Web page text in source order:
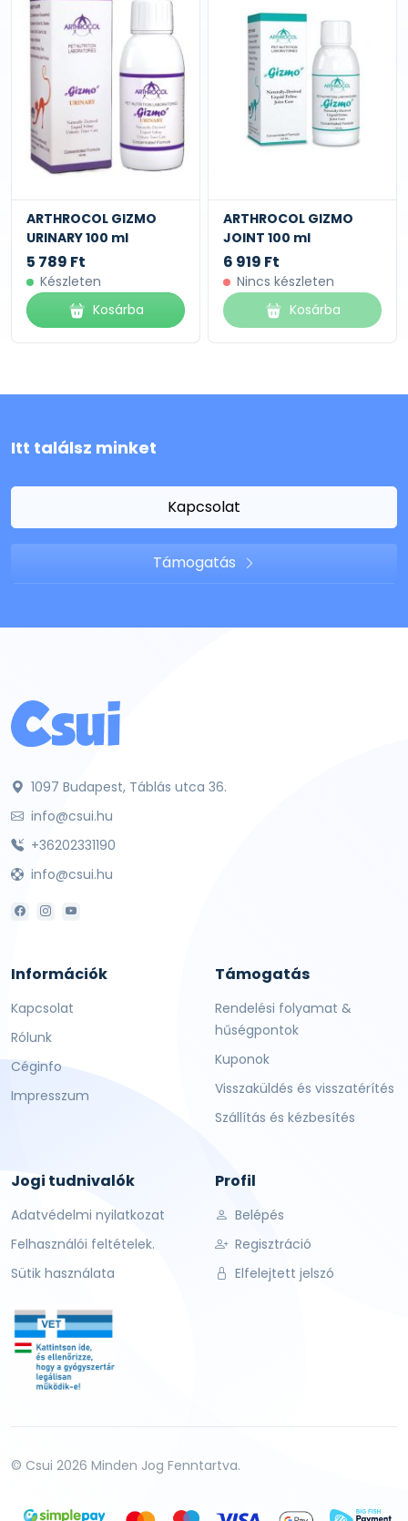
ARTHROCOL GIZMO
URINARY 100 ml
5 789 Ft
Készleten
Kosárba
ARTHROCOL GIZMO
JOINT 100 ml
6 919 Ft
Nincs készleten
Kosárba
Itt találsz minket
Kapcsolat
Támogatás
1097 Budapest, Táblás utca 36.
info@csui.hu
+36202331190
info@csui.hu
Információk
Kapcsolat
Rólunk
Céginfo
Impresszum
Támogatás
Rendelési folyamat &
hűségpontok
Kuponok
Visszaküldés és visszatérítés
Szállítás és kézbesítés
Jogi tudnivalók
Adatvédelmi nyilatkozat
Felhasználói feltételek.
Sütik használata
Profil
Belépés
Regisztráció
Elfelejtett jelszó
© Csui 2026 Minden Jog Fenntartva.